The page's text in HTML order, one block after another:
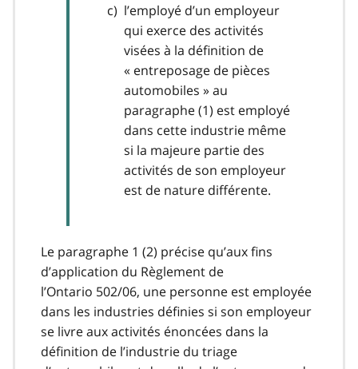
l’employé d’un employeur
qui exerce des activités
visées à la définition de
« entreposage de pièces
automobiles » au
paragraphe (1) est employé
dans cette industrie même
si la majeure partie des
activités de son employeur
est de nature différente.
Le paragraphe 1 (2) précise qu’aux fins
d’application du Règlement de
l’Ontario 502/06, une personne est employée
dans les industries définies si son employeur
se livre aux activités énoncées dans la
définition de l’industrie du triage